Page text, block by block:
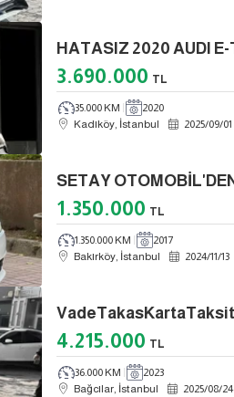
3.690.000 TL
35.000 KM
2020
Kadıköy, İstanbul
2025/09/01
1.350.000 TL
1.350.000 KM
2017
Bakırköy, İstanbul
2024/11/13
4.215.000 TL
36.000 KM
2023
Bağcılar, İstanbul
2025/08/24